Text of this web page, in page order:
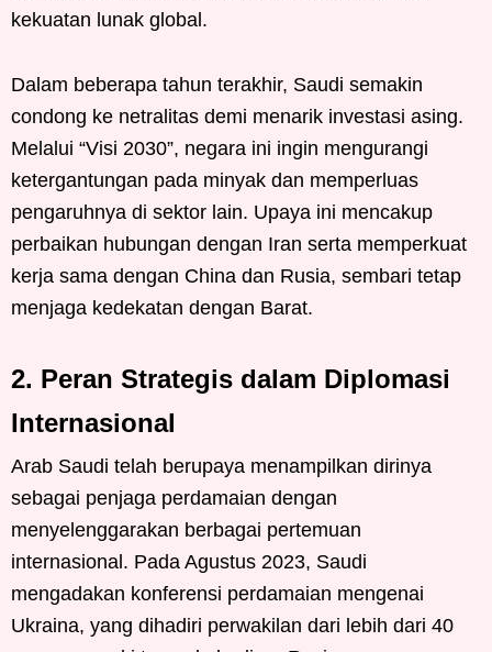
kekuatan lunak global.
Dalam beberapa tahun terakhir, Saudi semakin
condong ke netralitas demi menarik investasi asing.
Melalui “Visi 2030”, negara ini ingin mengurangi
ketergantungan pada minyak dan memperluas
pengaruhnya di sektor lain. Upaya ini mencakup
perbaikan hubungan dengan Iran serta memperkuat
kerja sama dengan China dan Rusia, sembari tetap
menjaga kedekatan dengan Barat.
2. Peran Strategis dalam Diplomasi
Internasional
Arab Saudi telah berupaya menampilkan dirinya
sebagai penjaga perdamaian dengan
menyelenggarakan berbagai pertemuan
internasional. Pada Agustus 2023, Saudi
mengadakan konferensi perdamaian mengenai
Ukraina, yang dihadiri perwakilan dari lebih dari 40